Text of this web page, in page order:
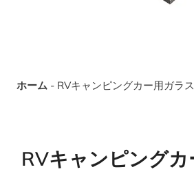
ホーム - RVキャンピングカー用ガラ
RVキャンピングカ